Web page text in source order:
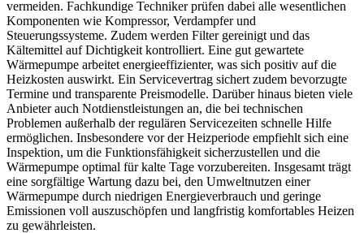
vermeiden. Fachkundige Techniker prüfen dabei alle wesentlichen
Komponenten wie Kompressor, Verdampfer und
Steuerungssysteme. Zudem werden Filter gereinigt und das
Kältemittel auf Dichtigkeit kontrolliert. Eine gut gewartete
Wärmepumpe arbeitet energieeffizienter, was sich positiv auf die
Heizkosten auswirkt. Ein Servicevertrag sichert zudem bevorzugte
Termine und transparente Preismodelle. Darüber hinaus bieten viele
Anbieter auch Notdienstleistungen an, die bei technischen
Problemen außerhalb der regulären Servicezeiten schnelle Hilfe
ermöglichen. Insbesondere vor der Heizperiode empfiehlt sich eine
Inspektion, um die Funktionsfähigkeit sicherzustellen und die
Wärmepumpe optimal für kalte Tage vorzubereiten. Insgesamt trägt
eine sorgfältige Wartung dazu bei, den Umweltnutzen einer
Wärmepumpe durch niedrigen Energieverbrauch und geringe
Emissionen voll auszuschöpfen und langfristig komfortables Heizen
zu gewährleisten.